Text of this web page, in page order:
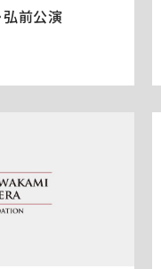
弘前公演